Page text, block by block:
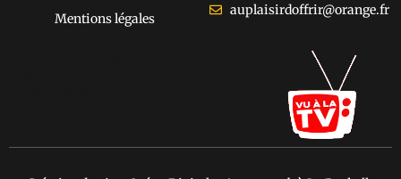
Mentions légales
auplaisirdoffrir@orange.fr